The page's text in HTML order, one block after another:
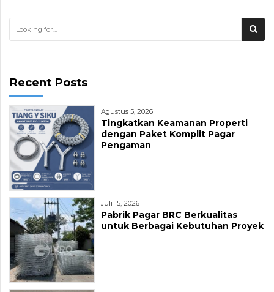
Recent Posts
Agustus 5, 2026
Tingkatkan Keamanan Properti
dengan Paket Komplit Pagar
Pengaman
Juli 15, 2026
Pabrik Pagar BRC Berkualitas
untuk Berbagai Kebutuhan Proyek